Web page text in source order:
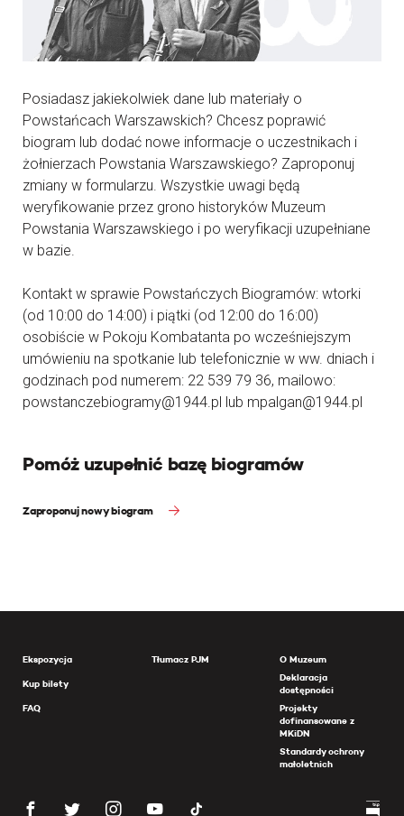
Posiadasz jakiekolwiek dane lub materiały o
Powstańcach Warszawskich? Chcesz poprawić
biogram lub dodać nowe informacje o uczestnikach i
żołnierzach Powstania Warszawskiego? Zaproponuj
zmiany w formularzu. Wszystkie uwagi będą
weryfikowanie przez grono historyków Muzeum
Powstania Warszawskiego i po weryfikacji uzupełniane
w bazie.
Kontakt w sprawie Powstańczych Biogramów: wtorki
(od 10:00 do 14:00) i piątki (od 12:00 do 16:00)
osobiście w Pokoju Kombatanta po wcześniejszym
umówieniu na spotkanie lub telefonicznie w ww. dniach i
godzinach pod numerem: 22 539 79 36, mailowo:
powstanczebiogramy@1944.pl lub mpalgan@1944.pl
Pomóż uzupełnić bazę biogramów
Zaproponuj nowy biogram
Ekspozycja
Kup bilety
FAQ
Tłumacz PJM
O Muzeum
Deklaracja
dostępności
Projekty
dofinansowane z
MKiDN
Standardy ochrony
małoletnich